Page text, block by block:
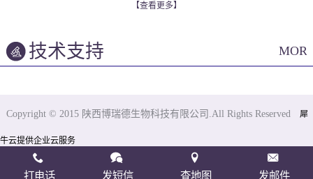
【查看更多】
技术支持
Copyright © 2015 陕西博瑞德生物科技有限公司.All Rights Reserved 犀
牛云提供企业云服务
打电话 发短信 查地图 发邮件